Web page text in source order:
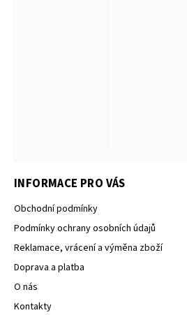
INFORMACE PRO VÁS
Obchodní podmínky
Podmínky ochrany osobních údajů
Reklamace, vrácení a výměna zboží
Doprava a platba
O nás
Kontakty